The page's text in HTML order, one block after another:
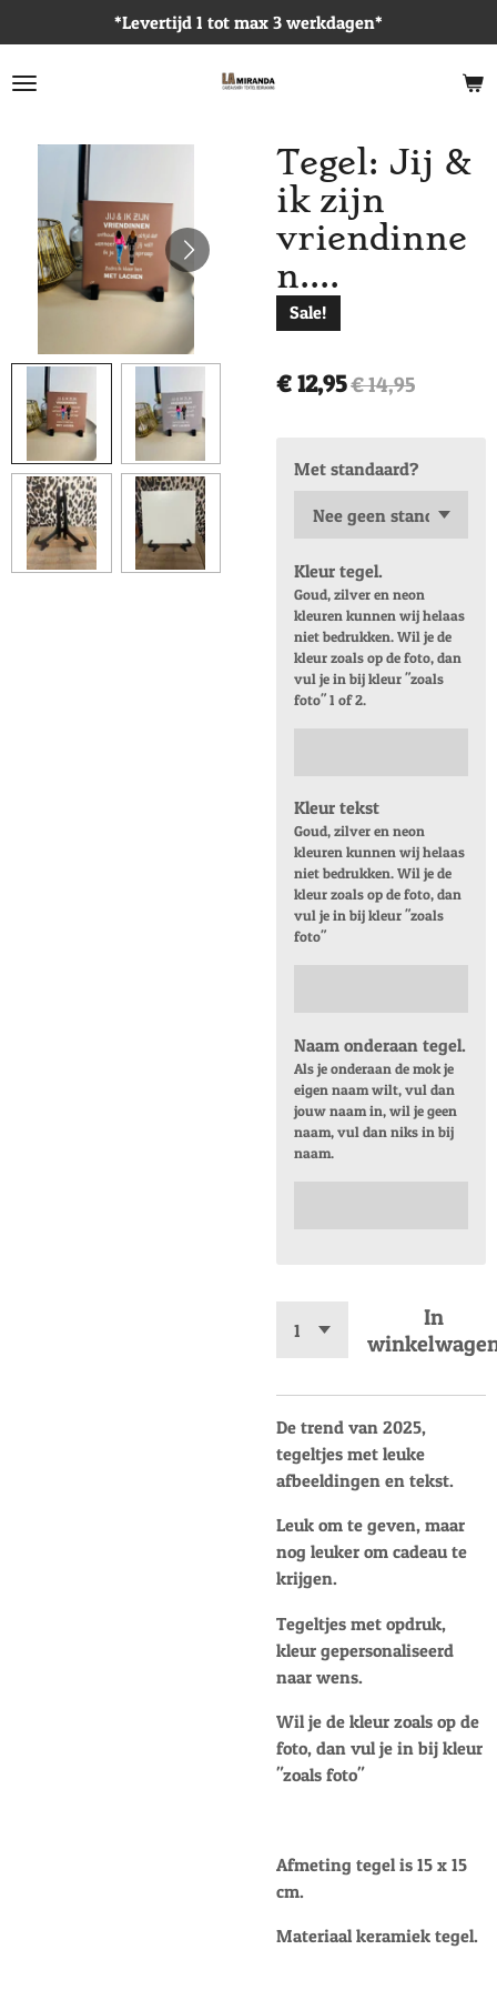
direct
naar
*Levertijd 1 tot max 3 werkdagen*
Tegel: Jij &
ik zijn
vriendinne
n....
Sale!
€ 12,95€ 14,95
Met standaard?
Kleur tegel.
Goud, zilver en neon
kleuren kunnen wij helaas
niet bedrukken. Wil je de
kleur zoals op de foto, dan
vul je in bij kleur "zoals
foto" 1 of 2.
Kleur tekst
Goud, zilver en neon
kleuren kunnen wij helaas
niet bedrukken. Wil je de
kleur zoals op de foto, dan
vul je in bij kleur "zoals
foto"
Naam onderaan tegel.
Als je onderaan de mok je
eigen naam wilt, vul dan
jouw naam in, wil je geen
naam, vul dan niks in bij
naam.
In
De trend van 2025,
tegeltjes met leuke
afbeeldingen en tekst.
Leuk om te geven, maar
nog leuker om cadeau te
krijgen.
Tegeltjes met opdruk,
kleur gepersonaliseerd
naar wens.
Wil je de kleur zoals op de
foto, dan vul je in bij kleur
"zoals foto"
Afmeting tegel is 15 x 15
cm.
Materiaal keramiek tegel.